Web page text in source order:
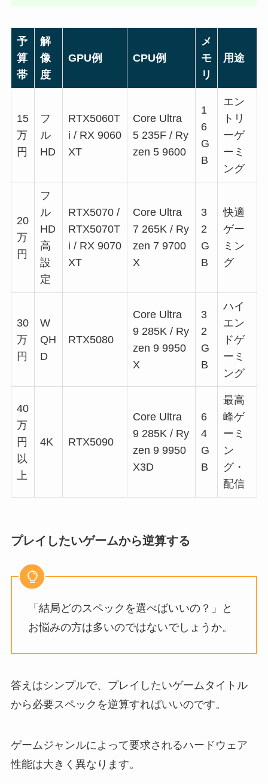
予
算
帯
解
像
度
GPU例 CPU例
メ
モ
リ
用途
15
万
円
フ
ル
HD
RTX5060T
i / RX 9060
XT
Core Ultra
5 235F / Ry
zen 5 9600
1
6
G
B
エン
トリ
ーゲ
ーミ
ング
20
万
円
フ
ル
HD
高
設
定
RTX5070 /
RTX5070T
i / RX 9070
XT
Core Ultra
7 265K / Ry
zen 7 9700
X
3
2
G
B
快適
ゲー
ミン
グ
30
万
円
W
QH
D
RTX5080
Core Ultra
9 285K / Ry
zen 9 9950
X
3
2
G
B
ハイ
エン
ドゲ
ーミ
ング
40
万
円
以
上
4K RTX5090
Core Ultra
9 285K / Ry
zen 9 9950
X3D
6
4
G
B
最高
峰ゲ
ーミ
ン
グ・
配信
プレイしたいゲームから逆算する
「結局どのスペックを選べばいいの？」と
お悩みの方は多いのではないでしょうか。
答えはシンプルで、プレイしたいゲームタイトル
から必要スペックを逆算すればいいのです。
ゲームジャンルによって要求されるハードウェア
性能は大きく異なります。